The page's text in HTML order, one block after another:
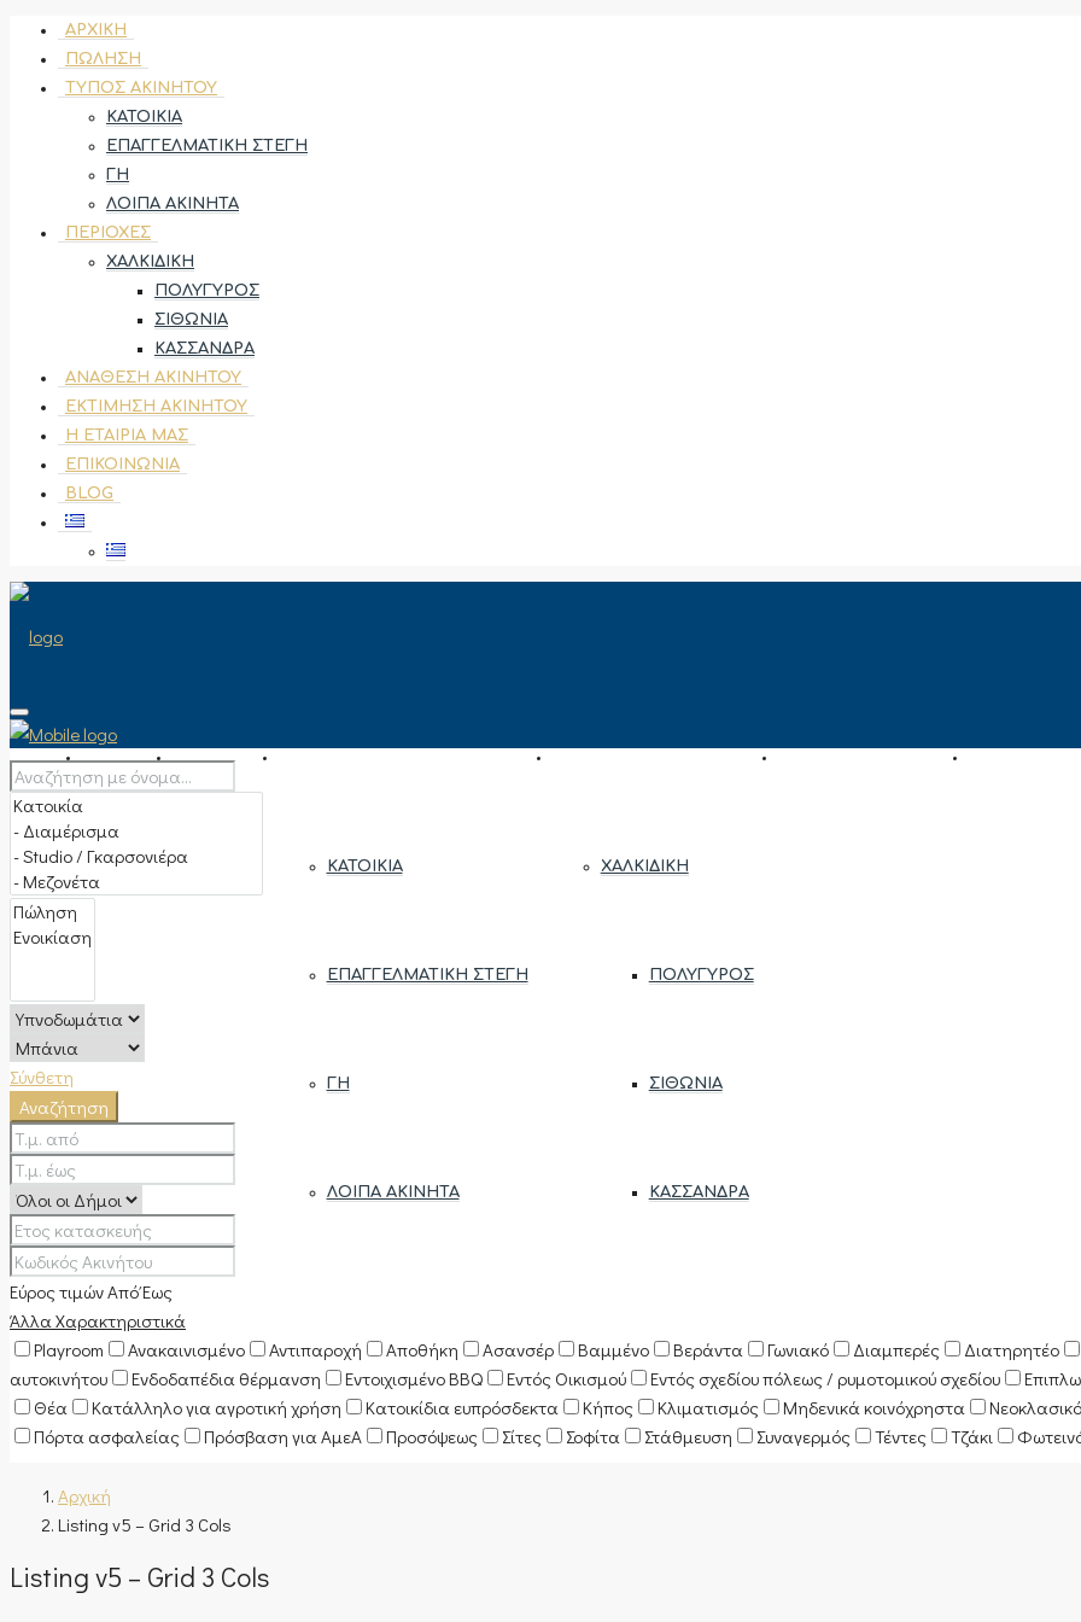
ΑΡΧΙΚΉ
ΠΏΛΗΣΗ
ΤΎΠΟΣ ΑΚΙΝΉΤΟΥ
ΚΑΤΟΙΚΊΑ
ΕΠΑΓΓΕΛΜΑΤΙΚΉ ΣΤΈΓΗ
ΓΗ
ΛΟΙΠΆ ΑΚΊΝΗΤΑ
ΠΕΡΙΟΧΈΣ
ΧΑΛΚΙΔΙΚΉ
ΠΟΛΎΓΥΡΟΣ
ΣΙΘΩΝΊΑ
ΚΑΣΣΆΝΔΡΑ
ΑΝΆΘΕΣΗ ΑΚΙΝΉΤΟΥ
ΕΚΤΊΜΗΣΗ ΑΚΙΝΉΤΟΥ
Η ΕΤΑΙΡΊΑ ΜΑΣ
ΕΠΙΚΟΙΝΩΝΊΑ
BLOG
ΑΡΧΙΚΉ ΠΏΛΗΣΗ
ΚΑΤΟΙΚΊΑ
ΕΠΑΓΓΕΛΜΑΤΙΚΉ ΣΤΈΓΗ
ΓΗ
ΛΟΙΠΆ ΑΚΊΝΗΤΑ
ΧΑΛΚΙΔΙΚΉ
ΠΟΛΎΓΥΡΟΣ
ΣΙΘΩΝΊΑ
ΚΑΣΣΆΝΔΡΑ
Σύνθετη
Αναζήτηση
Εύρος τιμώνΑπόΈως
Άλλα Χαρακτηριστικά
Playroom
Ανακαινισμένο Αντιπαροχή Αποθήκη Ασανσέρ Βαμμένο Βεράντα Γωνιακό Διαμπερές Διατηρητέο
αυτοκινήτου
Ενδοδαπέδια θέρμανση Εντοιχισμένο BBQ Εντός Οικισμού Εντός σχεδίου πόλεως / ρυμοτομικού σχεδίου
Θέα
Κατάλληλο για αγροτική χρήση Κατοικίδια ευπρόσδεκτα Κήπος Κλιματισμός Μηδενικά κοινόχρηστα Νεοκλασικό
Πόρτα ασφαλείας
Πρόσβαση για ΑμεΑ Προσόψεως Σίτες Σοφίτα Στάθμευση Συναγερμός Τέντες Τζάκι
Αρχική
Listing v5 – Grid 3 Cols
Listing v5 – Grid 3 Cols